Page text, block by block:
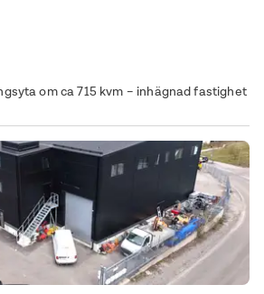
om ca 715 kvm – inhägnad fastighet